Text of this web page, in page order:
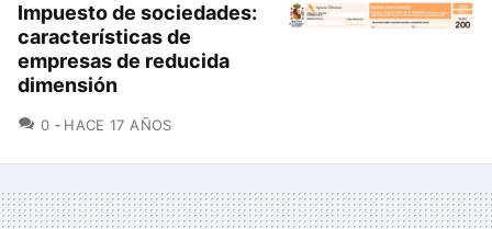
Impuesto de sociedades:
características de
empresas de reducida
dimensión
0 COMENTARIOS
HACE 17 AÑOS